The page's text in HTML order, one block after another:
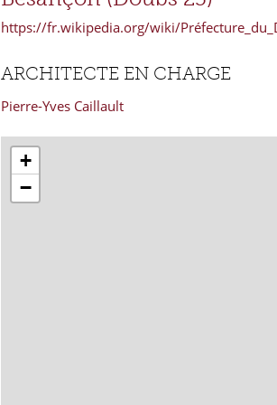
https://fr.wikipedia.org/wiki/
ARCHITECTE EN CHARGE
Pierre-Yves Caillault
+
−